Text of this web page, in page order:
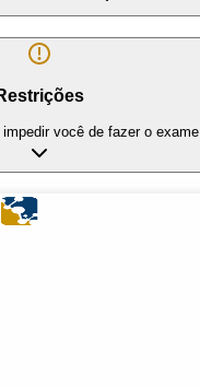
você de fazer o exame